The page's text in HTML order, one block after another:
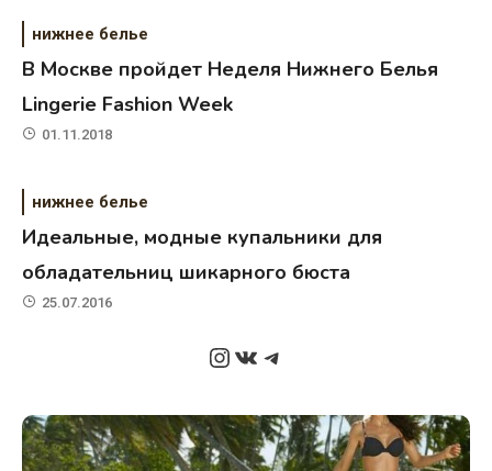
нижнее белье
В Москве пройдет Неделя Нижнего Белья
Lingerie Fashion Week
01.11.2018
нижнее белье
Идеальные, модные купальники для
обладательниц шикарного бюста
25.07.2016
Instagram
ВКонтакте
Telegram